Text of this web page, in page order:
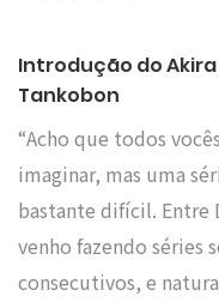
Introdução do
Tankobon
“Acho que todos
imaginar, mas uma
bastante difícil. Entre
venho fazendo séries
consecutivos, e